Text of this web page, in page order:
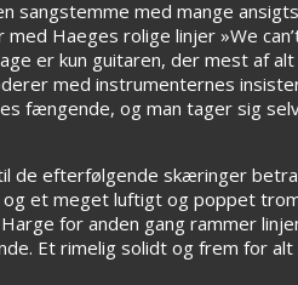
sangstemme med mange
Haeges rolige linjer »We
er kun guitaren, der mest af
med instrumenternes
fængende, og man tager sig
de efterfølgende skæringer
og et meget luftigt og poppet
for anden gang rammer
Et rimelig solidt og frem for